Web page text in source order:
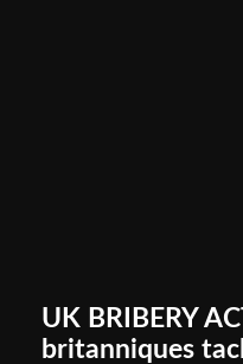
UK BRIBERY
britanniques